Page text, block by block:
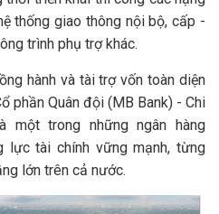
thống giao thông nội bộ, cấp -
trình phụ trợ khác.
hành và tài trợ vốn toàn diện
phần Quân đội (MB Bank) - Chi
một trong những ngân hàng
lực tài chính vững mạnh, từng
lớn trên cả nước.